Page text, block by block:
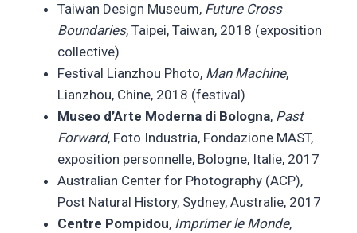
Taiwan Design Museum, Future Cross
Boundaries, Taipei, Taiwan, 2018 (exposition
collective)
Festival Lianzhou Photo, Man Machine,
Lianzhou, Chine, 2018 (festival)
Museo d’Arte Moderna di Bologna, Past
Forward, Foto Industria, Fondazione MAST,
exposition personnelle, Bologne, Italie, 2017
Australian Center for Photography (ACP),
Post Natural History, Sydney, Australie, 2017
Centre Pompidou, Imprimer le Monde,